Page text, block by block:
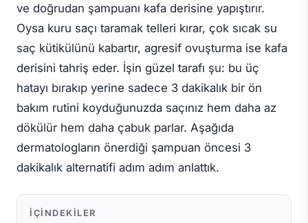
ve doğrudan şampuanı kafa derisine yapıştırır.
Oysa kuru saçı taramak telleri kırar, çok sıcak su
saç kütikülünü kabartır, agresif ovuşturma ise kafa
derisini tahriş eder. İşin güzel tarafı şu: bu üç
hatayı bırakıp yerine sadece 3 dakikalık bir ön
bakım rutini koyduğunuzda saçınız hem daha az
dökülür hem daha çabuk parlar. Aşağıda
dermatologların önerdiği şampuan öncesi 3
dakikalık alternatifi adım adım anlattık.
İÇINDEKILER